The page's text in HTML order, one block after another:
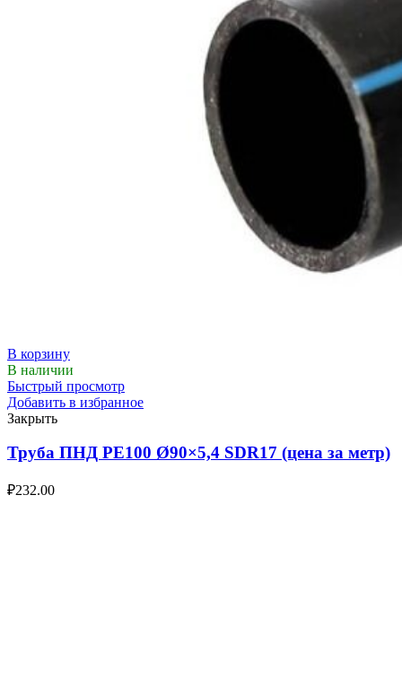
В корзину
В наличии
Быстрый просмотр
Добавить в избранное
Закрыть
Труба ПНД РЕ100 Ø90×5,4 SDR17 (цена за метр)
₽232.00